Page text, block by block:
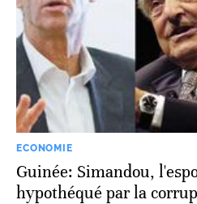
ECONOMIE
Guinée: Simandou,
hypothéqué par la